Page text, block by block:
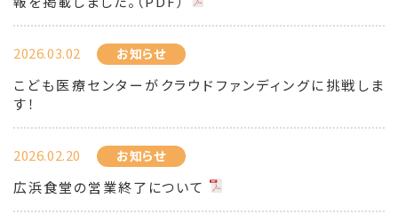
2026.03.02 お知らせ
こども医療センターがクラウドファンディングに挑戦しま
す！
2026.02.20 お知らせ
広浜食堂の営業終了について